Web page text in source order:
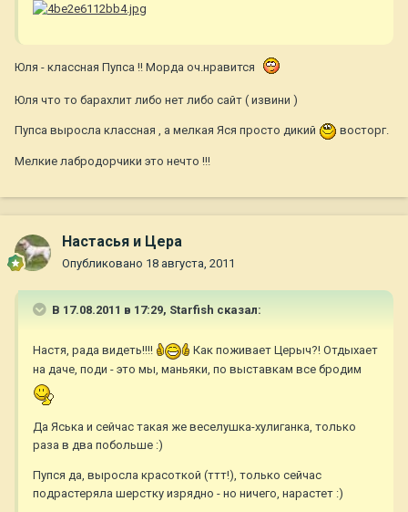
Юля - классная Пупса !! Морда оч.нравится
Юля что то барахлит либо нет либо сайт ( извини )
Пупса выросла классная , а мелкая Яся просто дикий восторг.
Мелкие лабродорчики это нечто !!!
Настасья и Цера
Опубликовано 18 августа, 2011
В 17.08.2011 в 17:29, Starfish сказал:
Настя, рада видеть!!!!
Как поживает Церыч?! Отдыхает
на даче, поди - это мы, маньяки, по выставкам все бродим
Да Яська и сейчас такая же веселушка-хулиганка, только
раза в два побольше :)
Пупся да, выросла красоткой (ттт!), только сейчас
подрастеряла шерстку изрядно - но ничего, нарастет :)